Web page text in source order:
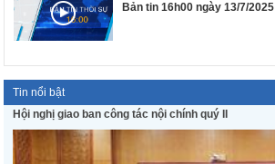
Bản tin 16h00 ngày 13/7/2025
Tin nổi bật
Hội nghị giao ban công tác nội chính quý II